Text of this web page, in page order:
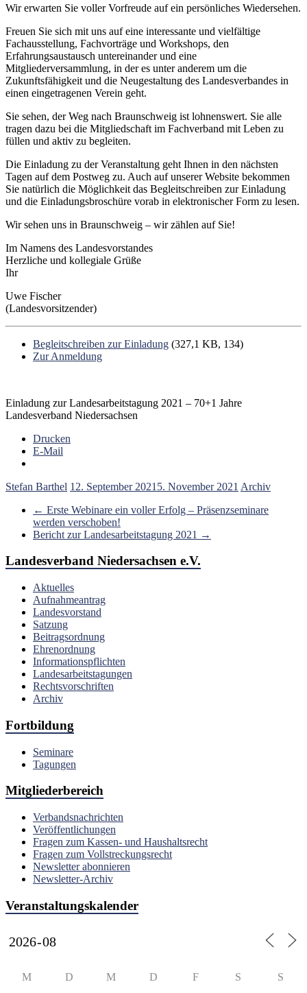
Wir erwarten Sie voller Vorfreude auf ein persönliches Wiedersehen.
Freuen Sie sich mit uns auf eine interessante und vielfältige
Fachausstellung, Fachvorträge und Workshops, den
Erfahrungsaustausch untereinander und eine
Mitgliederversammlung, in der es unter anderem um die
Zukunftsfähigkeit und die Neugestaltung des Landesverbandes in
einen eingetragenen Verein geht.
Sie sehen, der Weg nach Braunschweig ist lohnenswert. Sie alle
tragen dazu bei die Mitgliedschaft im Fachverband mit Leben zu
füllen und aktiv zu begleiten.
Die Einladung zu der Veranstaltung geht Ihnen in den nächsten
Tagen auf dem Postweg zu. Auch auf unserer Website bekommen
Sie natürlich die Möglichkeit das Begleitschreiben zur Einladung
und die Einladungsbroschüre vorab in elektronischer Form zu lesen.
Wir sehen uns in Braunschweig – wir zählen auf Sie!
Im Namens des Landesvorstandes
Herzliche und kollegiale Grüße
Ihr
Uwe Fischer
(Landesvorsitzender)
Begleitschreiben zur Einladung (327,1 KB, 134)
Zur Anmeldung
Einladung zur Landesarbeitstagung 2021 – 70+1 Jahre
Landesverband Niedersachsen
Drucken
E-Mail
Stefan Barthel 12. September 2021 5. November 2021 Archiv
← Erste Webinare ein voller Erfolg – Präsenzseminare
werden verschoben!
Bericht zur Landesarbeitstagung 2021 →
Landesverband Niedersachsen e.V.
Aktuelles
Aufnahmeantrag
Landesvorstand
Satzung
Beitragsordnung
Ehrenordnung
Informationspflichten
Landesarbeitstagungen
Rechtsvorschriften
Archiv
Fortbildung
Seminare
Tagungen
Mitgliederbereich
Verbandsnachrichten
Veröffentlichungen
Fragen zum Kassen- und Haushaltsrecht
Fragen zum Vollstreckungsrecht
Newsletter abonnieren
Newsletter-Archiv
Veranstaltungskalender
M D M D F S S